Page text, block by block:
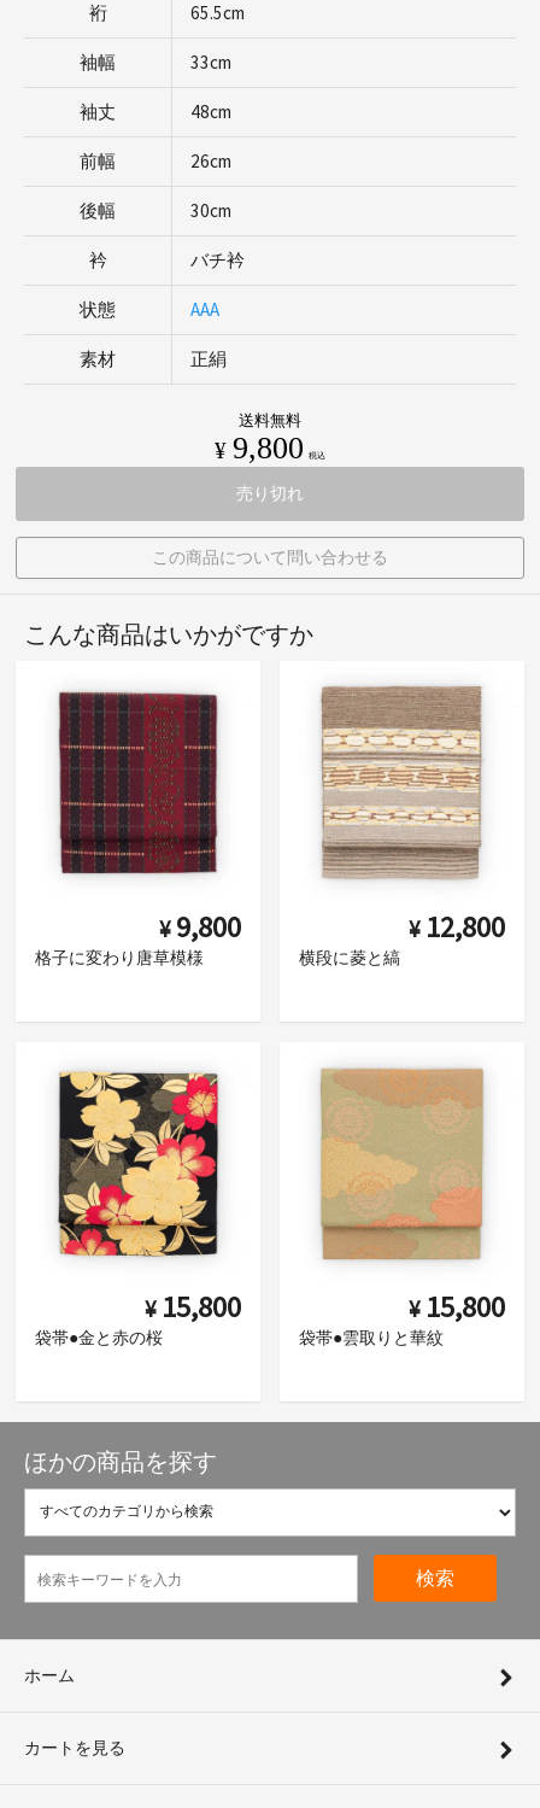
裄 65.5cm
袖幅 33cm
袖丈 48cm
前幅 26cm
後幅 30cm
衿 バチ衿
状態 AAA
素材 正絹
送料無料
¥9,800 税込
売り切れ
この商品について問い合わせる
こんな商品はいかがですか
¥ 9,800
格子に変わり唐草模様
¥ 12,800
横段に菱と縞
¥ 15,800
袋帯●金と赤の桜
¥ 15,800
袋帯●雲取りと華紋
ほかの商品を探す
検索
ホーム
カートを見る